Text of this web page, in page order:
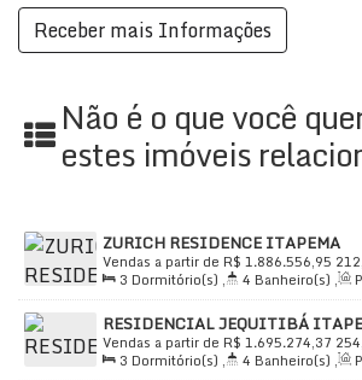
Não é o que você
estes imóveis
ZURICH RESIDENCE ITAPEMA
R$ 1.886.556,95
Vendas a partir de
Praia, Itapema, Santa Catarina, Brasil
3 Dormitório(s) , 4 Banheiro(s) ,
Sala(s) , 3Suíte(s) , Total:235.00m²
122.00m²
RESIDENCIAL JEQUITIBÁ
R$ 1.695.274,37
Vendas a partir de
Praia, Itapema, Santa Catarina, Brasil
3 Dormitório(s) , 4 Banheiro(s) ,